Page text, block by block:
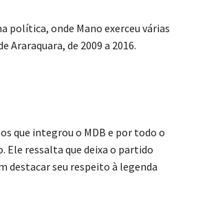
política, onde Mano exerceu várias
de 2009 a 2016.
que integrou o MDB e por todo o
Ele ressalta que deixa o partido
destacar seu respeito à legenda